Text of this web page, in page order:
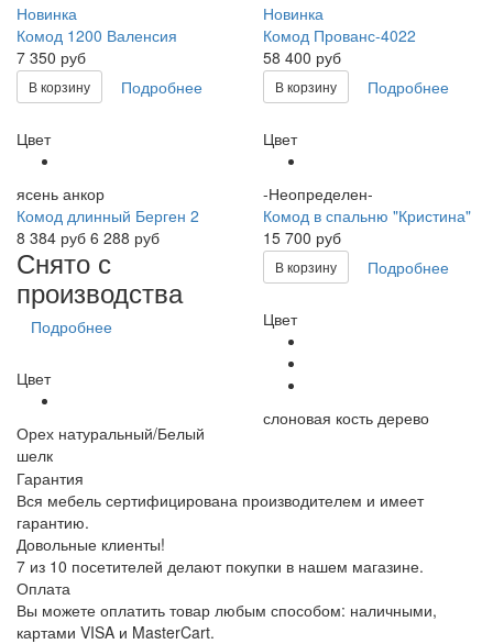
Новинка
Комод 1200 Валенсия
7 350 руб
В корзину Подробнее
Цвет
ясень анкор
Новинка
Комод Прованс-4022
58 400 руб
В корзину Подробнее
Цвет
-Неопределен-
Комод длинный Берген 2
8 384 руб 6 288 руб
Снято с
производства
Подробнее
Цвет
Орех натуральный/Белый
шелк
Комод в спальню "Кристина"
15 700 руб
В корзину Подробнее
Цвет
слоновая кость дерево
Гарантия
Вся мебель сертифицирована производителем и имеет
гарантию.
Довольные клиенты!
7 из 10 посетителей делают покупки в нашем магазине.
Оплата
Вы можете оплатить товар любым способом: наличными,
картами VISA и MasterCart.